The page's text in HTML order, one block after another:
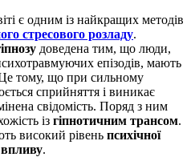
є одним із найкращих методів
стресового розладу.
доведена тим, що люди,
епізодів, мають
тому, що при сильному
сприйняття і виникає
свідомість. Поряд з ним
із гіпнотичним трансом.
високий рівень психічної
впливу.